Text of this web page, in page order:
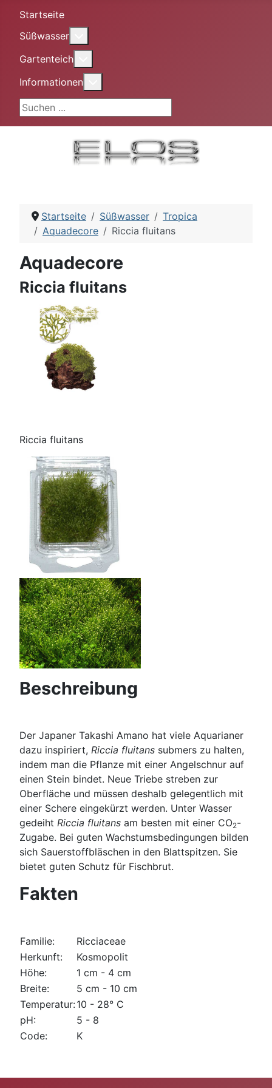
Startseite
Süßwasser
Gartenteich
Informationen
Suchen ...
Startseite Süßwasser
Tropica
Aquadecore
Riccia fluitans
Aquadecore
Riccia fluitans
Riccia fluitans
Beschreibung
Der Japaner Takashi Amano hat viele Aquarianer
dazu inspiriert, Riccia fluitans submers zu halten,
indem man die Pflanze mit einer Angelschnur auf
einen Stein bindet. Neue Triebe streben zur
Oberfläche und müssen deshalb gelegentlich mit
einer Schere eingekürzt werden. Unter Wasser
gedeiht Riccia fluitans am besten mit einer CO2-
Zugabe. Bei guten Wachstumsbedingungen bilden
sich Sauerstoffbläschen in den Blattspitzen. Sie
bietet guten Schutz für Fischbrut.
Fakten
Familie:
Ricciaceae
Herkunft:
Kosmopolit
Höhe:
1 cm - 4 cm
Breite:
5 cm - 10 cm
Temperatur:10 - 28° C
pH:
5 - 8
Code:
K